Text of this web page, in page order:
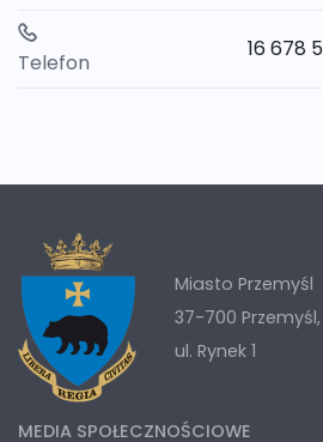
Telefon
16 678
Miasto Przemyśl
37-700 Przemyśl,
ul. Rynek 1
MEDIA SPOŁECZNOŚCIOWE